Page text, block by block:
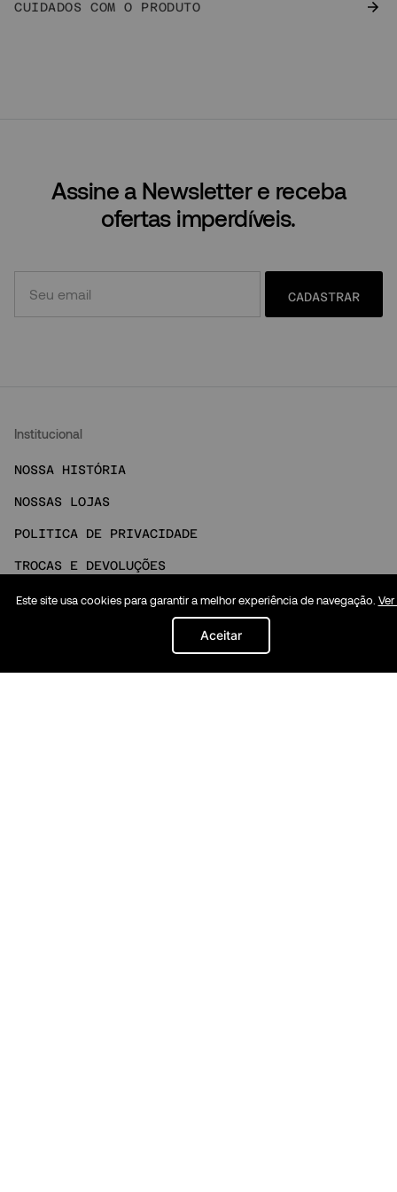
CUIDADOS COM O PRODUTO
Assine a Newsletter e receba
ofertas imperdíveis.
CADASTRAR
Institucional
NOSSA HISTÓRIA
NOSSAS LOJAS
POLITICA DE PRIVACIDADE
TROCAS E DEVOLUÇÕES
PEDIDOS E ENTREGAS
Este site usa cookies para garantir a melhor experiência de navegação.
Aceitar